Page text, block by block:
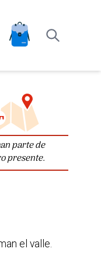
parte de
presente.
el valle.